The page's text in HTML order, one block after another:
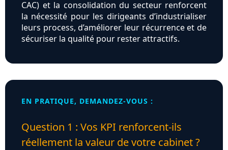
CAC) et la consolidation du secteur renforcent
la nécessité pour les dirigeants d’industrialiser
leurs process, d’améliorer leur récurrence et de
sécuriser la qualité pour rester attractifs.
EN PRATIQUE, DEMANDEZ-VOUS :
Question 1 : Vos KPI renforcent-ils
réellement la valeur de votre cabinet ?